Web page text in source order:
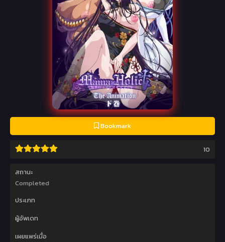
Bookmark
10
สถานะ
Completed
ประเภท
ผู้อัพเดท
เผยแพร่เมื่อ